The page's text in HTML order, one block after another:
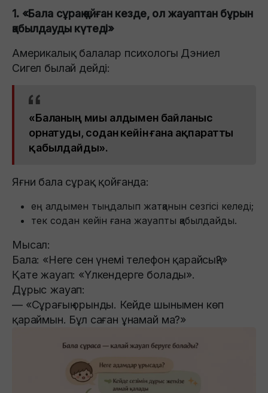
1. «Бала сұрақ қойған кезде, ол жауаптан бұрын
қабылдауды күтеді»
Америкалық балалар психологы Дэниел
Сигел былай дейді:
«Баланың миы алдымен байланыс
орнатуды, содан кейін ғана ақпаратты
қабылдайды».
Яғни бала сұрақ қойғанда:
ең алдымен тыңдалып жатқанын сезгісі келеді;
тек содан кейін ғана жауапты қабылдайды.
Мысал:
Бала: «Неге сен үнемі телефон қарайсың?»
Қате жауап: «Үлкендерге болады».
Дұрыс жауап:
— «Сұрағың орынды. Кейде шынымен көп
қараймын. Бұл саған ұнамай ма?»